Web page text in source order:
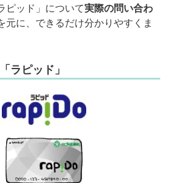
ピッド」について実際の問い合わ
元に、できるだけ分かりやすくま
ラピッド」